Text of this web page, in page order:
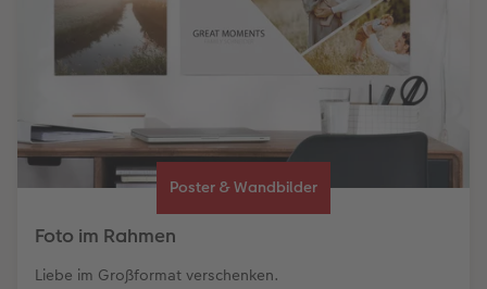
Poster & Wandbilder
Foto im Rahmen
Liebe im Großformat verschenken.